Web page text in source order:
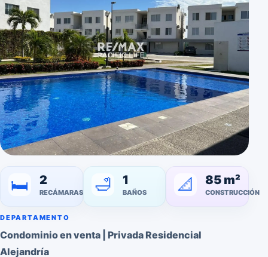
🛏️ 2
RECÁMARAS 🛁 1
BAÑOS 📐 85 m²
CONSTRUCCIÓN
DEPARTAMENTO
Condominio en venta | Privada Residencial
Alejandría